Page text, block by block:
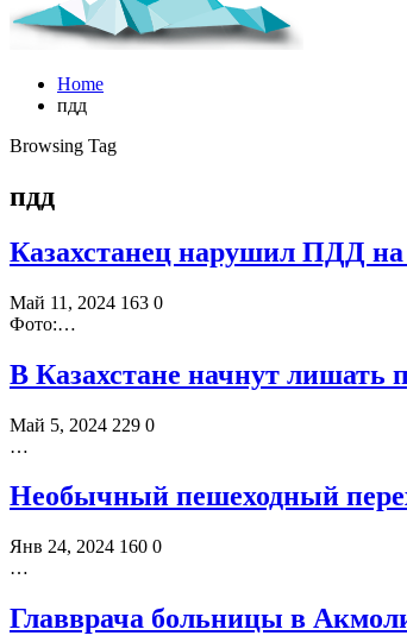
Home
пдд
Browsing Tag
пдд
Казахстанец нарушил ПДД
Май 11, 2024 163 0
Фото:…
В Казахстане начнут лишать
Май 5, 2024 229 0
…
Необычный пешеходный
Янв 24, 2024 160 0
…
Главврача больницы в